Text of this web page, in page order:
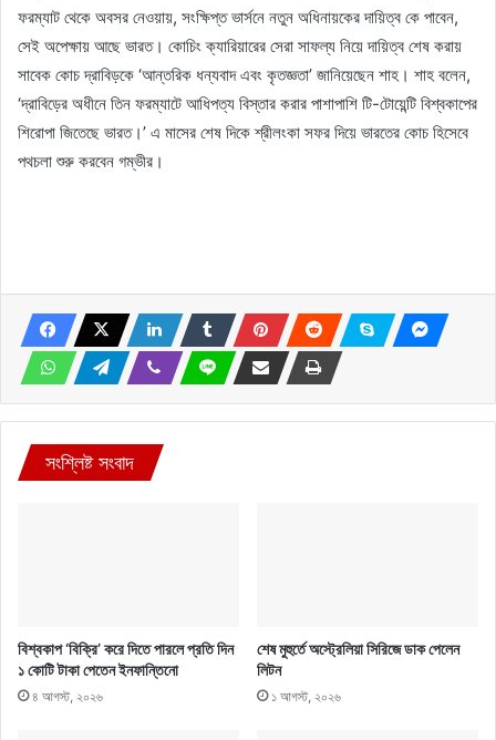
ফরম্যাট থেকে অবসর নেওয়ায়, সংক্ষিপ্ত ভার্সনে নতুন অধিনায়কের দায়িত্ব কে পাবেন,
সেই অপেক্ষায় আছে ভারত। কোচিং ক্যারিয়ারের সেরা সাফল্য নিয়ে দায়িত্ব শেষ করায়
সাবেক কোচ দ্রাবিড়কে ‘আন্তরিক ধন্যবাদ এবং কৃতজ্ঞতা’ জানিয়েছেন শাহ। শাহ বলেন,
‘দ্রাবিড়ের অধীনে তিন ফরম্যাটে আধিপত্য বিস্তার করার পাশাপাশি টি-টোয়েন্টি বিশ্বকাপের
শিরোপা জিতেছে ভারত।’ এ মাসের শেষ দিকে শ্রীলংকা সফর দিয়ে ভারতের কোচ হিসেবে
পথচলা শুরু করবেন গম্ভীর।
সংশ্লিষ্ট সংবাদ
বিশ্বকাপ ‘বিক্রি’ করে দিতে পারলে প্রতি দিন
১ কোটি টাকা পেতেন ইনফান্তিনো
৪ আগস্ট, ২০২৬
শেষ মুহুর্তে অস্ট্রেলিয়া সিরিজে ডাক পেলেন
লিটন
১ আগস্ট, ২০২৬